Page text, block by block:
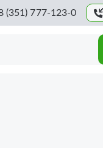
(351) 777-123-0